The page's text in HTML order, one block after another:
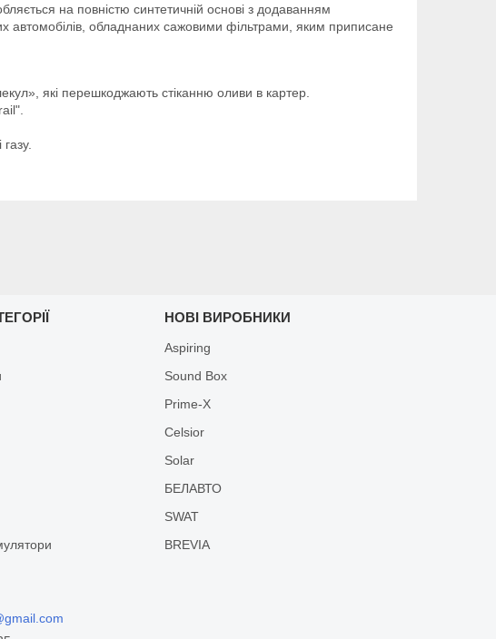
на повністю синтетичній основі з додаванням
автомобілів, обладнаних сажовими фільтрами, яким приписане
які перешкоджають стіканню оливи в картер.
НОВІ ВИРОБНИКИ
Aspiring
Sound Box
Prime-X
Celsior
Solar
БЕЛАВТО
SWAT
BREVIA